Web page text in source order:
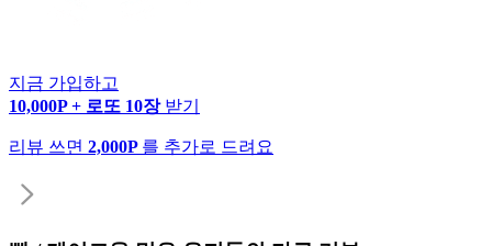
지금 가입하고
10,000P + 로또 10장 받기
리뷰 쓰면 2,000P 를 추가로 드려요